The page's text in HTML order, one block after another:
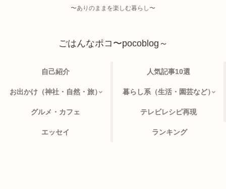
〜ありのままを楽しむ暮らし〜
ごはんなポコ〜pocoblog～
自己紹介 人気記事10選
お出かけ（神社・自然・旅） 暮らし系（生活・園芸など）
グルメ・カフェ テレビレシピ再現
エッセイ ランキング